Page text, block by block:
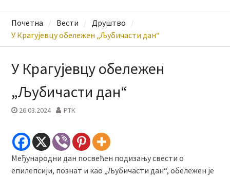
Крагујевац се припрема за 17.
Великогоспојинске свечаности
Почетна Вести
Друштво
У Крагујевцу обележен „Љубичасти дан“
У Крагујевцу обележен
„Љубичасти дан“
26.03.2024 РТК
Међународни дан посвећен подизању свести о
епилепсији, познат и као „Љубичасти дан“, обележен је